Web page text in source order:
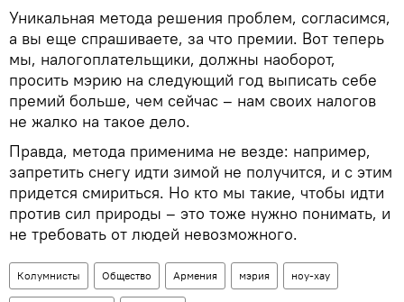
Уникальная метода решения проблем, согласимся,
а вы еще спрашиваете, за что премии. Вот теперь
мы, налогоплательщики, должны наоборот,
просить мэрию на следующий год выписать себе
премий больше, чем сейчас – нам своих налогов
не жалко на такое дело.
Правда, метода применима не везде: например,
запретить снегу идти зимой не получится, и с этим
придется смириться. Но кто мы такие, чтобы идти
против сил природы – это тоже нужно понимать, и
не требовать от людей невозможного.
Колумнисты Общество Армения мэрия ноу-хау